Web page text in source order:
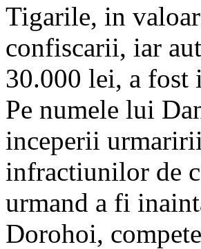
Tigarile, in
confiscarii, iar
30.000 lei, a fost
Pe numele lui
inceperii
infractiunilor de
urmand a fi
Dorohoi,